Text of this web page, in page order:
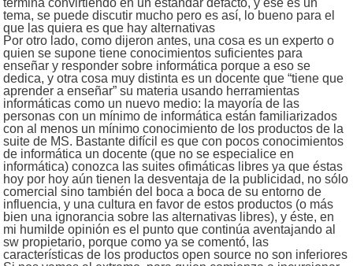
termina convirtiendo en un estandar defacto, y ese es un
tema, se puede discutir mucho pero es así, lo bueno para el
que las quiera es que hay alternativas
Por otro lado, como dijeron antes, una cosa es un experto o
quien se supone tiene conocimientos suficientes para
enseñar y responder sobre informática porque a eso se
dedica, y otra cosa muy distinta es un docente que “tiene que
aprender a enseñar” su materia usando herramientas
informáticas como un nuevo medio: la mayoría de las
personas con un mínimo de informática están familiarizados
con al menos un mínimo conocimiento de los productos de la
suite de MS. Bastante difícil es que con pocos conocimientos
de informática un docente (que no se especialice en
informática) conozca las suites ofimáticas libres ya que éstas
hoy por hoy aún tienen la desventaja de la publicidad, no sólo
comercial sino también del boca a boca de su entorno de
influencia, y una cultura en favor de estos productos (o más
bien una ignorancia sobre las alternativas libres), y éste, en
mi humilde opinión es el punto que continúa aventajando al
sw propietario, porque como ya se comentó, las
características de los productos open source no son inferiores